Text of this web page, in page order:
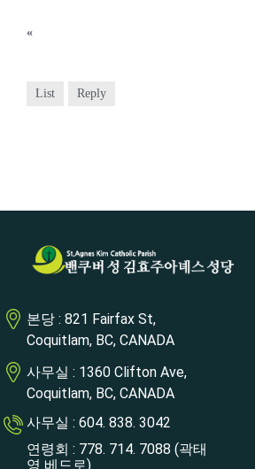
«
List Reply
본당 : 821 Fairfax St,
Coquitlam, BC, CANADA
사무실 : 1360 Clifton Ave,
Coquitlam, BC, CANADA
사무실 : 604. 838. 3042
연령회 : 778. 714. 7088 (곽태
영 베드로)